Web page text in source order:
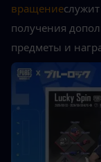
вращение
получения
предметы и